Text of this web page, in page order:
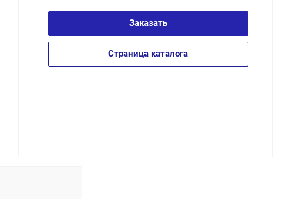
Заказать
Страница каталога